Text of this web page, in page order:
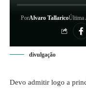
PorAlvaro TallaricoÚltima
divulgação
Devo admitir logo a